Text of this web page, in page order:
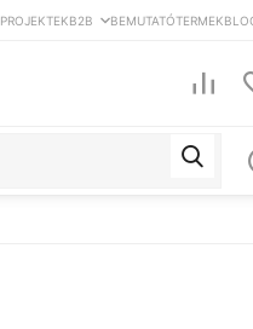
PROJEKTEKB2B BEMUTATÓTERMEK